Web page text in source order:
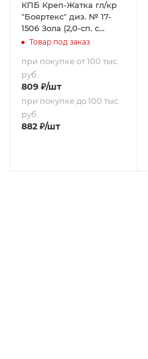
КПБ Креп-Жатка гл/кр
"Бояртекс" диз. № 17-
1506 Зола (2,0-сп. с
европростыней)
Товар под заказ
при покупке от 100 тыс.
руб.
809 ₽/шт
при покупке до 100 тыс.
руб.
882 ₽/шт